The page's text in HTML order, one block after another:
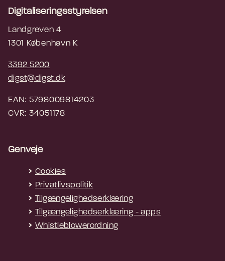
Digitaliseringsstyrelsen
Landgreven 4
1301 København K
3392 5200
digst@digst.dk
EAN: 5798009814203
CVR: 34051178
Genveje
Cookies
Privatlivspolitik
Tilgængelighedserklæring
Tilgængelighedserklæring - apps
Whistleblowerordning